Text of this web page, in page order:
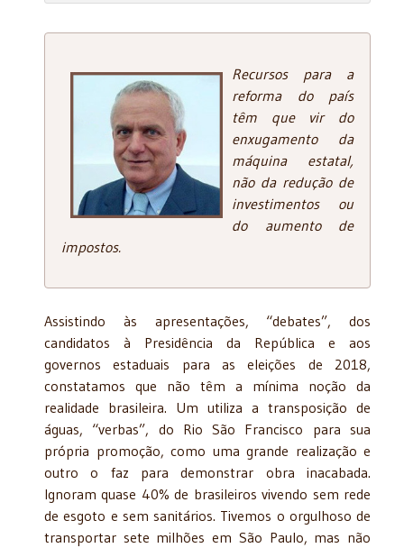
Recursos para a
reforma do país
têm que vir do
enxugamento da
máquina estatal,
não da redução de
investimentos ou
do aumento de
impostos.
Assistindo às apresentações, “debates”, dos
candidatos à Presidência da República e aos
governos estaduais para as eleições de 2018,
constatamos que não têm a mínima noção da
realidade brasileira. Um utiliza a transposição de
águas, “verbas”, do Rio São Francisco para sua
própria promoção, como uma grande realização e
outro o faz para demonstrar obra inacabada.
Ignoram quase 40% de brasileiros vivendo sem rede
de esgoto e sem sanitários. Tivemos o orgulhoso de
transportar sete milhões em São Paulo, mas não